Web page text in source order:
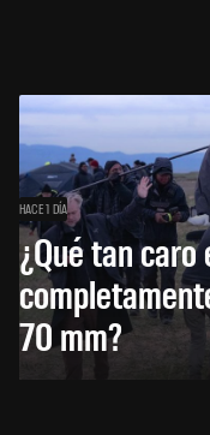
HACE 1 DÍA
¿Qué tan
70 mm?